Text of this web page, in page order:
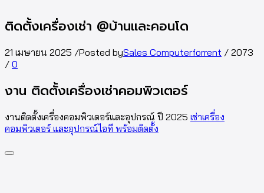
ติดตั้งเครื่องเช่า @บ้านและคอนโด
21 เมษายน 2025 /Posted bySales Computerforrent / 2073
/ 0
งาน ติดตั้งเครื่องเช่าคอมพิวเตอร์
งานติดตั้งเครื่องคอมพิวเตอร์และอุปกรณ์ ปี 2025 เช่าเครื่อง
คอมพิวเตอร์ และอุปกรณ์ไอที พร้อมติดตั้ง